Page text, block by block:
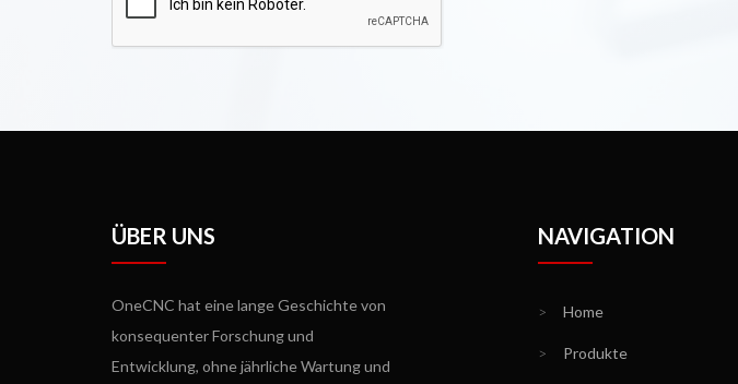
ÜBER UNS
OneCNC hat eine lange Geschichte von
konsequenter Forschung und
Entwicklung, ohne jährliche Wartung und
NAVIGATION
> Home
> Produkte